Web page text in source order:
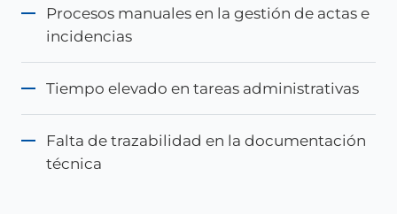
Procesos manuales en la gestión de actas e
incidencias
Tiempo elevado en tareas administrativas
Falta de trazabilidad en la documentación
técnica